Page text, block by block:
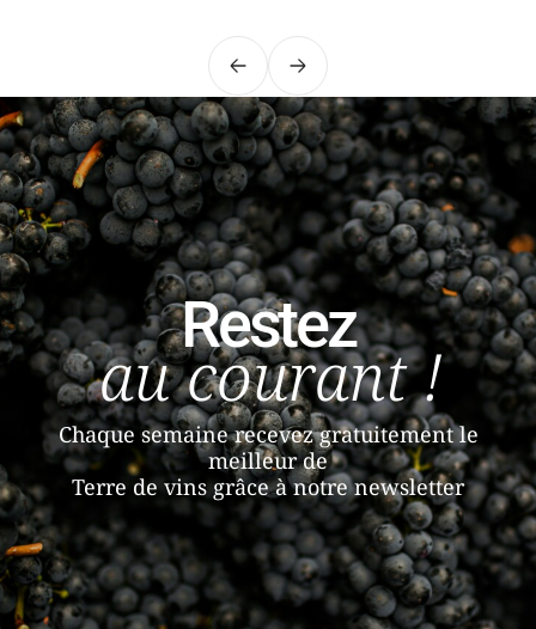
PrécédentSuivant
Restez
au courant !
Chaque semaine recevez gratuitement le
meilleur de
Terre de vins grâce à notre newsletter